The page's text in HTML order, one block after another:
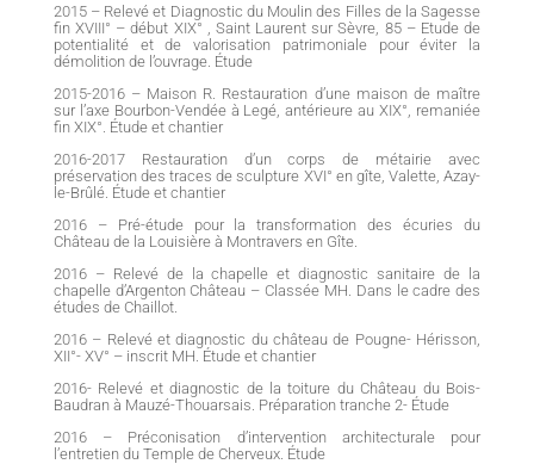
2015 – Relevé et Diagnostic du Moulin des Filles de la Sagesse
fin XVIII° – début XIX° , Saint Laurent sur Sèvre, 85 – Etude de
potentialité et de valorisation patrimoniale pour éviter la
démolition de l’ouvrage. Étude
2015-2016 – Maison R. Restauration d’une maison de maître
sur l’axe Bourbon-Vendée à Legé, antérieure au XIX°, remaniée
fin XIX°. Étude et chantier
2016-2017 Restauration d’un corps de métairie avec
préservation des traces de sculpture XVI° en gîte, Valette, Azay-
le-Brûlé. Étude et chantier
2016 – Pré-étude pour la transformation des écuries du
Château de la Louisière à Montravers en Gîte.
2016 – Relevé de la chapelle et diagnostic sanitaire de la
chapelle d’Argenton Château – Classée MH. Dans le cadre des
études de Chaillot.
2016 – Relevé et diagnostic du château de Pougne- Hérisson,
XII°- XV° – inscrit MH. Étude et chantier
2016- Relevé et diagnostic de la toiture du Château du Bois-
Baudran à Mauzé-Thouarsais. Préparation tranche 2- Étude
2016 – Préconisation d’intervention architecturale pour
l’entretien du Temple de Cherveux. Étude